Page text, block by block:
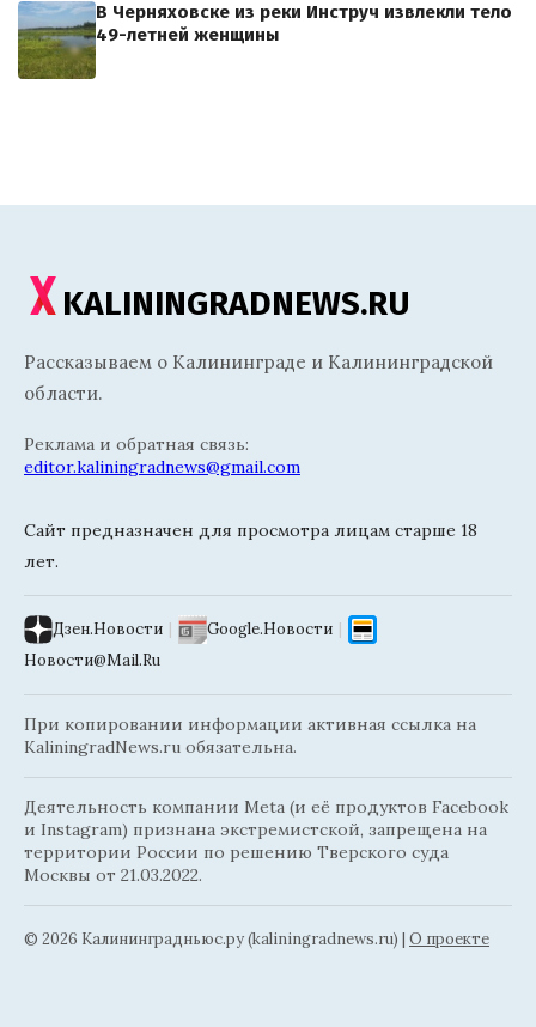
В Черняховске из реки Инструч извлекли тело
49-летней женщины
KALININGRADNEWS.RU
Рассказываем о Калининграде и Калининградской
области.
Реклама и обратная связь:
editor.kaliningradnews@gmail.com
Сайт предназначен для просмотра лицам старше 18
лет.
Дзен.Новости Google.Новости
Новости@Mail.Ru
При копировании информации активная ссылка на
KaliningradNews.ru обязательна.
Деятельность компании Meta (и её продуктов Facebook
и Instagram) признана экстремистской, запрещена на
территории России по решению Тверского суда
Москвы от 21.03.2022.
© 2026 Калининградньюc.ру (kaliningradnews.ru) О проекте